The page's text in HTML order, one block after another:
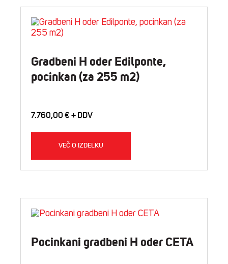
Gradbeni H oder Edilponte,
pocinkan (za 255 m2)
7.760,00 €
VEČ O IZDELKU
Pocinkani gradbeni H oder CETA